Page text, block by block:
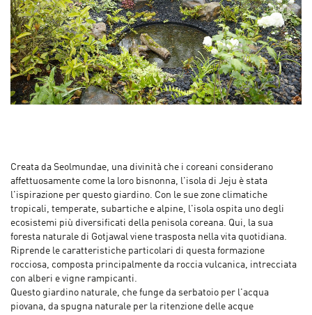
Creata da Seolmundae, una divinità che i coreani considerano
affettuosamente come la loro bisnonna, l'isola di Jeju è stata
l'ispirazione per questo giardino. Con le sue zone climatiche
tropicali, temperate, subartiche e alpine, l'isola ospita uno degli
ecosistemi più diversificati della penisola coreana. Qui, la sua
foresta naturale di Gotjawal viene trasposta nella vita quotidiana.
Riprende le caratteristiche particolari di questa formazione
rocciosa, composta principalmente da roccia vulcanica, intrecciata
con alberi e vigne rampicanti.
Questo giardino naturale, che funge da serbatoio per l'acqua
piovana, da spugna naturale per la ritenzione delle acque